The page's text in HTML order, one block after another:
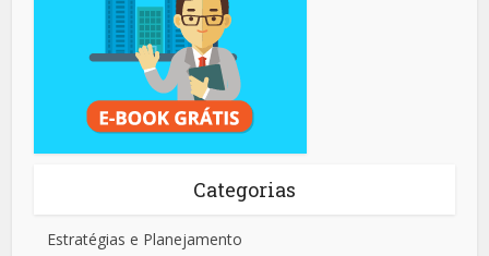
Categorias
Estratégias e Planejamento